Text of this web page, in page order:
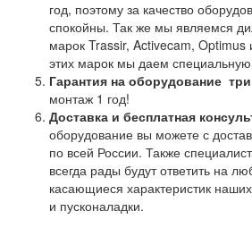
год, поэтому за качество
спокойны. Так же мы являемся
марок Trassir, Activecam,
этих марок мы даем
Гарантия на оборудование
монтаж 1 год!
Доставка и бесплатная
оборудование вы можете с
по всей России. Также
всегда рады будут ответить на
касающиеся характеристик
и пусконаладки.